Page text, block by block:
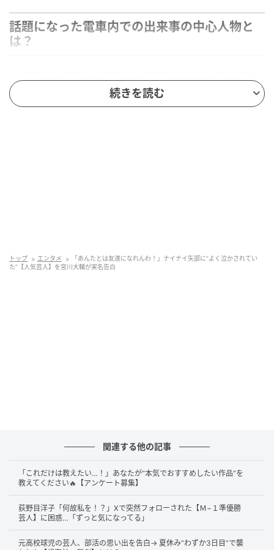
話題になった電車内での出来事の中心人物と
は？
関根勤さんが宮川大輔さんに確認したのは、吉本印天
然素材のメンバーが一緒に帰っていた電車の中で起き
た出来事についてです。矢部浩之さんのひと言をきっ
吉本印天然素材で活動した芸人
素のメンバーと帰ってて、で、矢部くんが“あんたとは
友達になれんわ！”って言ったら、泣いた…っていうの
は」と質問。これに宮川さんは「泣いてはりました
ね」と認め、「よくフジモンは矢部に泣かされてまし
た」と明かしていました。
宮川さんによると、藤本さんはメンバーを「ファミリ
続きを読む
トップ エンタメ
「あんたとは友達になれんわ！」ナイナイ矢部に“よく泣かされてい
た”【人気芸人】を宮川大輔が実名告白
関連する他の記事
「これだけは教えたい…！」あなたが“本気でおすすめしたい作品”を
教えてください🔥【アンケート募集】
荻野目洋子「何故私を！？」Xで突然フォローされた【Ｍ−１準優勝
芸人】に困惑…「ずっと気になってる」
元高校球児の芸人、部活の思い出を告白→ 夏休み“わずか3日目”で襲